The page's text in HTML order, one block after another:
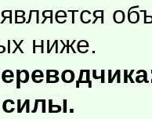
ниже.